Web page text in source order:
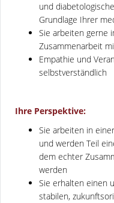
und
Grundlage Ihrer
Sie arbeiten gerne
Zusammenarbeit
Empathie und
selbstverständlich
Ihre Perspektive:
Sie arbeiten in
und werden Teil
dem echter
werden
Sie erhalten einen
stabilen,